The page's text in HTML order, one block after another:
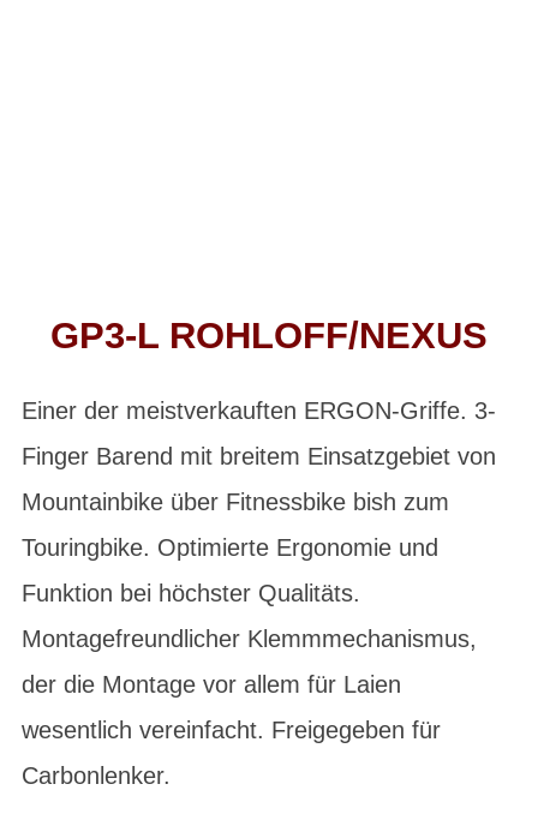
GP3-L ROHLOFF/NEXUS
Einer der meistverkauften ERGON-Griffe. 3-
Finger Barend mit breitem Einsatzgebiet von
Mountainbike über Fitnessbike bish zum
Touringbike. Optimierte Ergonomie und
Funktion bei höchster Qualitäts.
Montagefreundlicher Klemmmechanismus,
der die Montage vor allem für Laien
wesentlich vereinfacht. Freigegeben für
Carbonlenker.